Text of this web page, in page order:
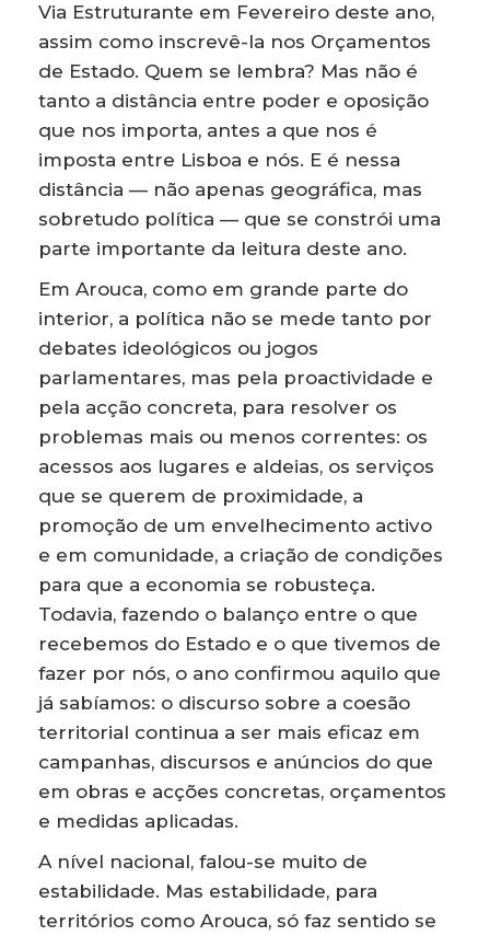
Via Estruturante em Fevereiro deste ano,
assim como inscrevê-la nos Orçamentos
de Estado. Quem se lembra? Mas não é
tanto a distância entre poder e oposição
que nos importa, antes a que nos é
imposta entre Lisboa e nós. E é nessa
distância — não apenas geográfica, mas
sobretudo política — que se constrói uma
parte importante da leitura deste ano.
Em Arouca, como em grande parte do
interior, a política não se mede tanto por
debates ideológicos ou jogos
parlamentares, mas pela proactividade e
pela acção concreta, para resolver os
problemas mais ou menos correntes: os
acessos aos lugares e aldeias, os serviços
que se querem de proximidade, a
promoção de um envelhecimento activo
e em comunidade, a criação de condições
para que a economia se robusteça.
Todavia, fazendo o balanço entre o que
recebemos do Estado e o que tivemos de
fazer por nós, o ano confirmou aquilo que
já sabíamos: o discurso sobre a coesão
territorial continua a ser mais eficaz em
campanhas, discursos e anúncios do que
em obras e acções concretas, orçamentos
e medidas aplicadas.
A nível nacional, falou-se muito de
estabilidade. Mas estabilidade, para
territórios como Arouca, só faz sentido se